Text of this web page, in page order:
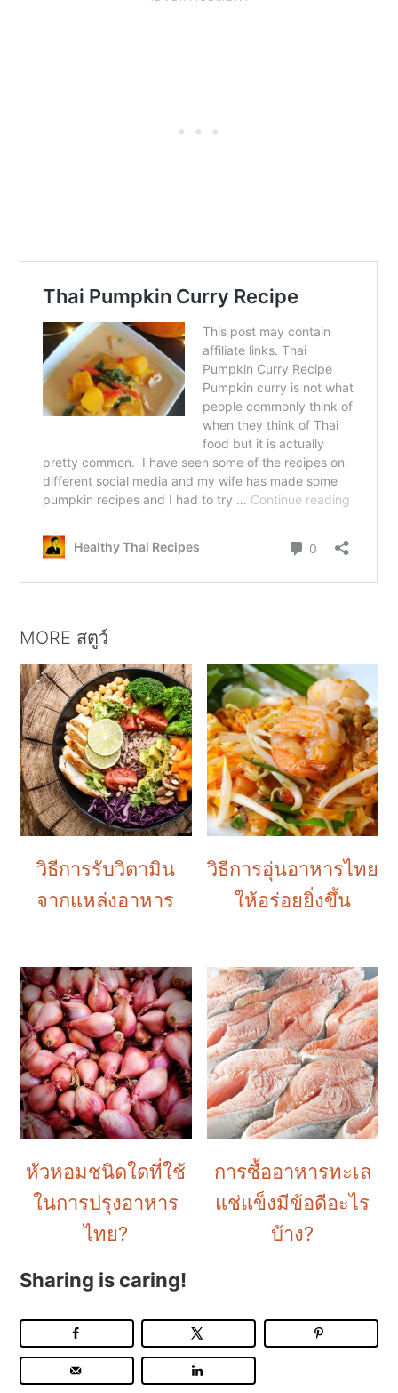
MORE สตูว์
วิธีการรับวิตามิน
จากแหล่งอาหาร
วิธีการอุ่นอาหารไทย
ให้อร่อยยิ่งขึ้น
หัวหอมชนิดใดที่ใช้
ในการปรุงอาหาร
ไทย?
การซื้ออาหารทะเล
แช่แข็งมีข้อดีอะไร
บ้าง?
Sharing is caring!